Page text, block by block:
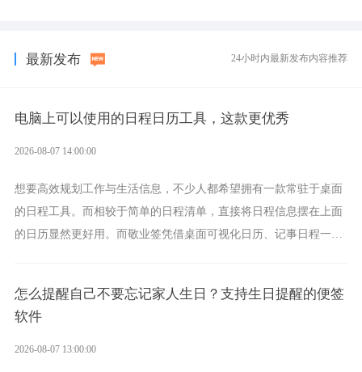
最新发布 24小时内最新发布内容推荐
电脑上可以使用的日程日历工具，这款更优秀
2026-08-07 14:00:00
想要高效规划工作与生活信息，不少人都希望拥有一款常驻于桌面
的日程工具。而相较于简单的日程清单，直接将日程信息摆在上面
的日历显然更好用。而敬业签凭借桌面可视化日历、记事日程一体
怎么提醒自己不要忘记家人生日？支持生日提醒的便签
软件
2026-08-07 13:00:00